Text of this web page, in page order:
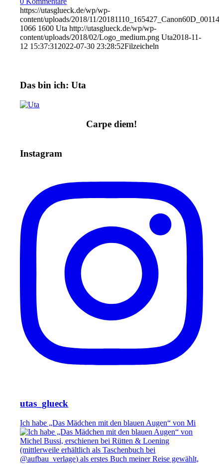
https://utasglueck.de/wp/wp-
content/uploads/2018/11/
1066 1600 Uta http://utasglueck.de/wp/wp-
content/uploads/2018/02/Logo_medium.png Uta2018-11-
12 15:37:31 2022-07-30 23:28:52Filzeicheln
Das bin ich: Uta
Carpe diem!
Instagram
utas_glueck
Ich habe „Das Mädchen mit den blauen Augen“ von Mi